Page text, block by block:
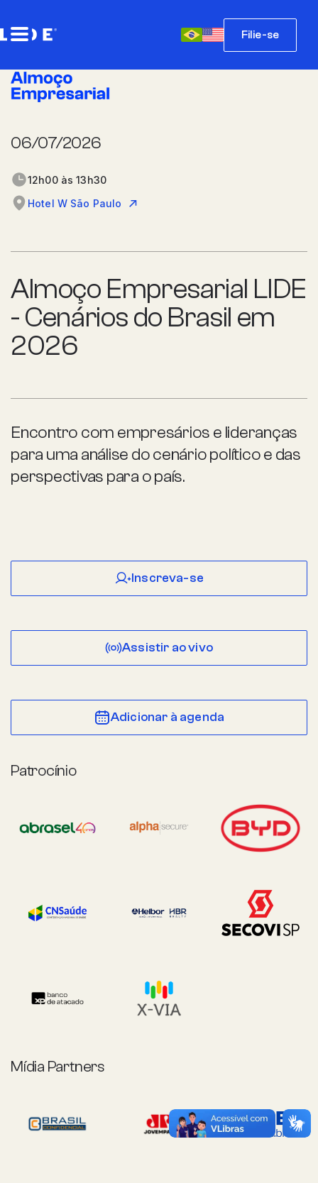
Filie-se
06/07/2026
12h00 às 13h30
Hotel W São Paulo
Almoço Empresarial LIDE
- Cenários do Brasil em
2026
Encontro com empresários e lideranças
para uma análise do cenário político e das
perspectivas para o país.
Inscreva-se
Assistir ao vivo
Adicionar à agenda
Patrocínio
Mídia Partners